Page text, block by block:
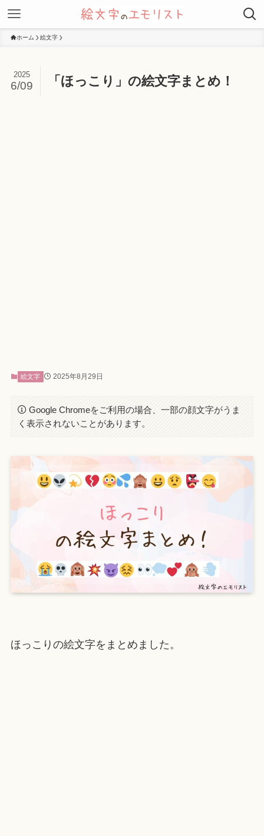
ホーム 絵文字
「ほっこり」の絵文字まとめ！
2025
6/09
絵文字 2025年8月29日
Google Chromeをご利用の場合、一部の顔文字がうま
く表示されないことがあります。
ほっこりの絵文字をまとめました。